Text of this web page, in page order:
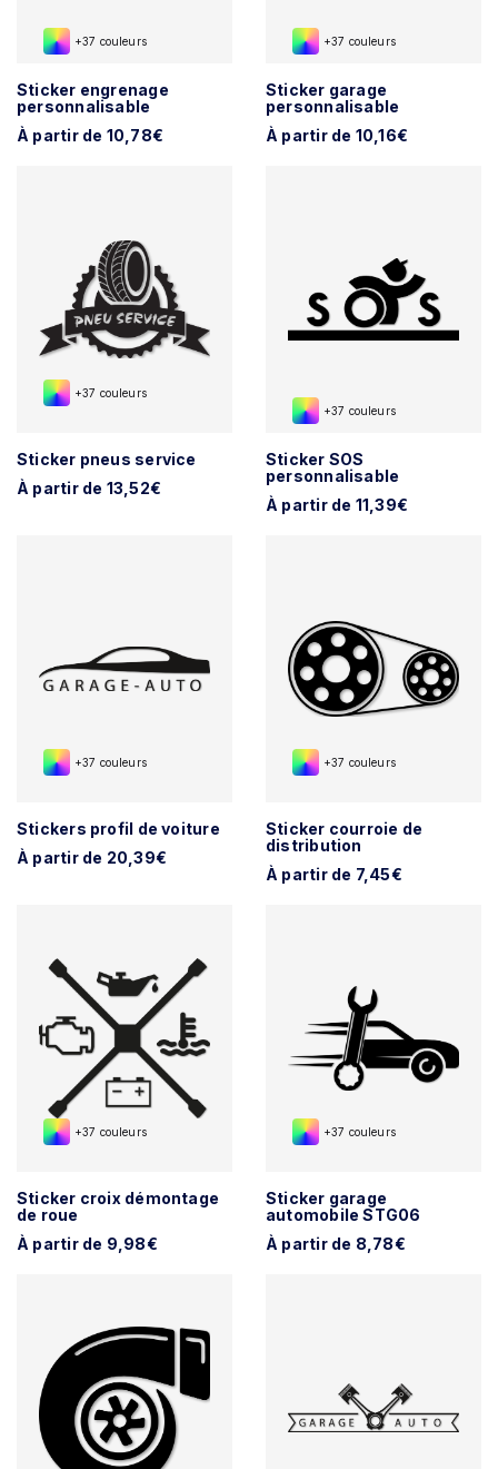
+37 couleurs
Sticker engrenage
personnalisable
À partir de 10,78€
+37 couleurs
Sticker garage
personnalisable
À partir de 10,16€
+37 couleurs
Sticker pneus service
À partir de 13,52€
+37 couleurs
Sticker SOS
personnalisable
À partir de 11,39€
+37 couleurs
Stickers profil de voiture
À partir de 20,39€
+37 couleurs
Sticker courroie de
distribution
À partir de 7,45€
+37 couleurs
Sticker croix démontage
de roue
À partir de 9,98€
+37 couleurs
Sticker garage
automobile STG06
À partir de 8,78€